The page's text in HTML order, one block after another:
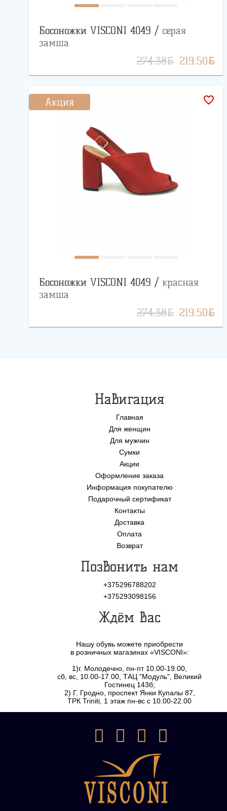
Босоножки VISCONI 4049 / серая
замша
274.38BYN 219.50BYN
Акция favorite_border
Босоножки VISCONI 4049 / красная
замша
274.38BYN 219.50BYN
Навигация
Главная
Для женщин
Для мужчин
Сумки
Акции
Оформление заказа
Информация покупателю
Подарочный сертификат
Контакты
Доставка
Оплата
Возврат
Позвонить нам
+375296788202
+375293098156
Ждём Вас
Нашу обувь можете приобрести
в розничных магазинах «VISCONI»:
1)г. Молодечно, пн-пт 10.00-19.00,
сб, вс, 10.00-17.00, ТАЦ "Модуль", Великий
Гостинец 143б;
2) Г. Гродно, проспект Янки Купалы 87,
ТРК Triniti, 1 этаж пн-вс с 10.00-22.00